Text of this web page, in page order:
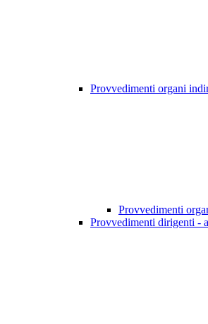
Provvedimenti organi
Provvedimenti
Provvedimenti dirigenti -